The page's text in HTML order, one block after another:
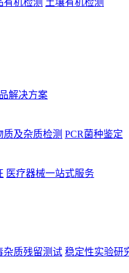
有机检测 土壤有机检测
解决方案
质及杂质检测 PCR菌种鉴定
医疗器械一站式服务
杂质残留测试 稳定性实验研